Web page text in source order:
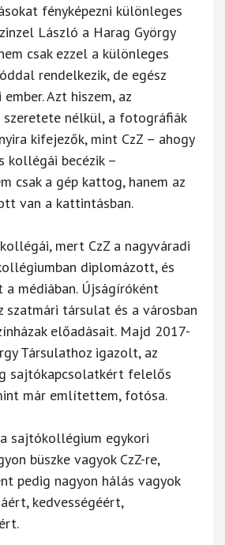
fényképezni különleges
László a Harag György
csak ezzel a különleges
rendelkezik, de egész
Azt hiszem, az
nélkül, a fotográfiák
kifejezők, mint CzZ – ahogy
kollégái becézik –
csak a gép kattog, hanem az
van a kattintásban.
mert CzZ a nagyváradi
diplomázott, és
médiában. Újságíróként
szatmári társulat és a városban
előadásait. Majd 2017-
Társulathoz igazolt, az
sajtókapcsolatkért felelős
már említettem, fotósa.
sajtókollégium egykori
büszke vagyok CzZ-re,
pedig nagyon hálás vagyok
kedvességéért,